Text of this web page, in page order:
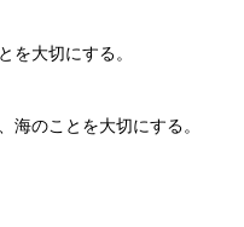
を大切にする。
海のことを大切にする。